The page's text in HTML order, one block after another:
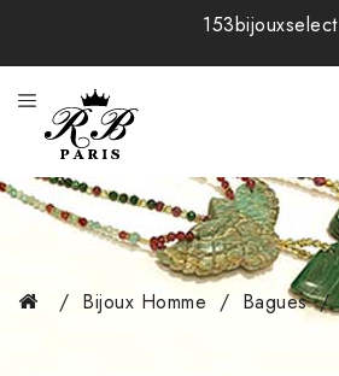
153bijouxselect
Bijoux Homme Bagues